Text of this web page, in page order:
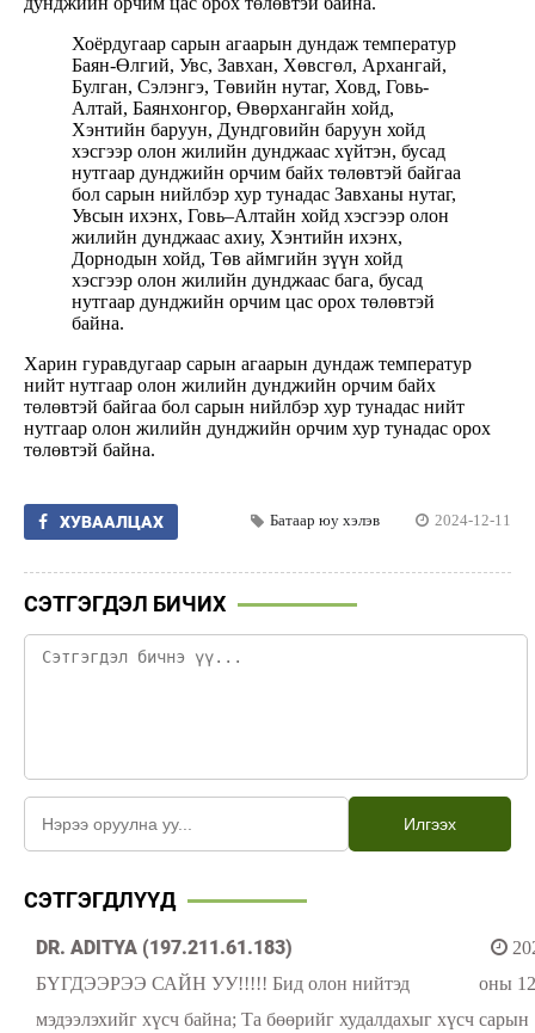
Хоёрдугаар сарын агаарын дундаж температур
Баян-Өлгий, Увс, Завхан, Хөвсгөл, Архангай,
Булган, Сэлэнгэ, Төвийн нутаг, Ховд, Говь-
Алтай, Баянхонгор, Өвөрхангайн хойд,
Хэнтийн баруун, Дундговийн баруун хойд
хэсгээр олон жилийн дунджаас хүйтэн, бусад
нутгаар дунджийн орчим байх төлөвтэй байгаа
бол сарын нийлбэр хур тунадас Завханы нутаг,
Увсын ихэнх, Говь–Алтайн хойд хэсгээр олон
жилийн дунджаас ахиу, Хэнтийн ихэнх,
Дорнодын хойд, Төв аймгийн зүүн хойд
хэсгээр олон жилийн дунджаас бага, бусад
нутгаар дунджийн орчим цас орох төлөвтэй
байна.
Харин гуравдугаар сарын агаарын дундаж температур
нийт нутгаар олон жилийн дунджийн орчим байх
төлөвтэй байгаа бол сарын нийлбэр хур тунадас нийт
нутгаар олон жилийн дунджийн орчим хур тунадас орох
төлөвтэй байна.
ХУВААЛЦАХ Батаар юу хэлэв 2024-12-11
СЭТГЭГДЭЛ БИЧИХ
Илгээх
СЭТГЭГДЛҮҮД
DR. ADITYA (197.211.61.183)
БҮГДЭЭРЭЭ САЙН УУ!!!!! Бид олон нийтэд
мэдээлэхийг хүсч байна; Та бөөрийг худалдахыг хүсч
оны 12
сарын